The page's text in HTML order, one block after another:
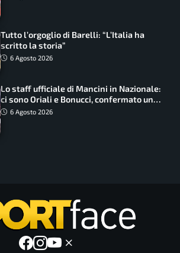
Tutto l’orgoglio di Barelli: “L’Italia ha
scritto la storia”
6 Agosto 2026
Lo staff ufficiale di Mancini in Nazionale:
ci sono Oriali e Bonucci, confermato un
ritorno
6 Agosto 2026